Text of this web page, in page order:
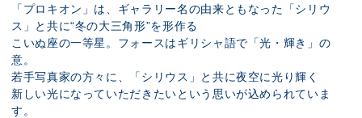
「プロキオン」は、ギャラリー名の由来ともなった「シリウ
ス」と共に“冬の大三角形”を形作る
こいぬ座の一等星。フォースはギリシャ語で「光・輝き」の
意。
若手写真家の方々に、「シリウス」と共に夜空に光り輝く
新しい光になっていただきたいという思いが込められていま
す。